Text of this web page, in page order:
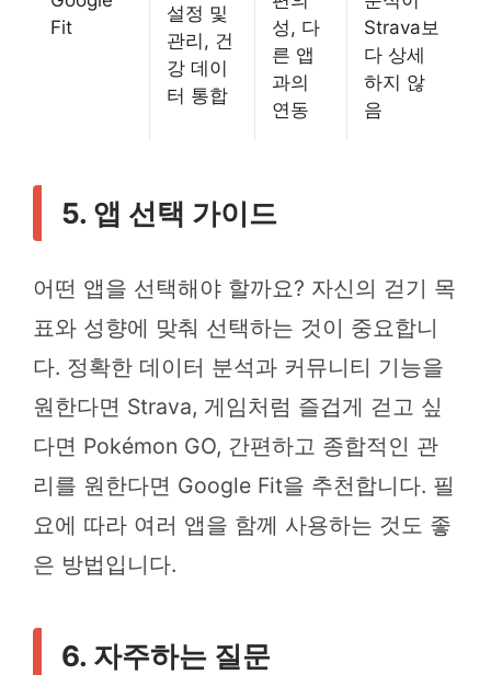
Fit
설정 및
관리, 건
강 데이
터 통합
성, 다
른 앱
과의
연동
Strava보
다 상세
하지 않
음
5. 앱 선택 가이드
어떤 앱을 선택해야 할까요? 자신의 걷기 목
표와 성향에 맞춰 선택하는 것이 중요합니
다. 정확한 데이터 분석과 커뮤니티 기능을
원한다면 Strava, 게임처럼 즐겁게 걷고 싶
다면 Pokémon GO, 간편하고 종합적인 관
리를 원한다면 Google Fit을 추천합니다. 필
요에 따라 여러 앱을 함께 사용하는 것도 좋
은 방법입니다.
6. 자주하는 질문